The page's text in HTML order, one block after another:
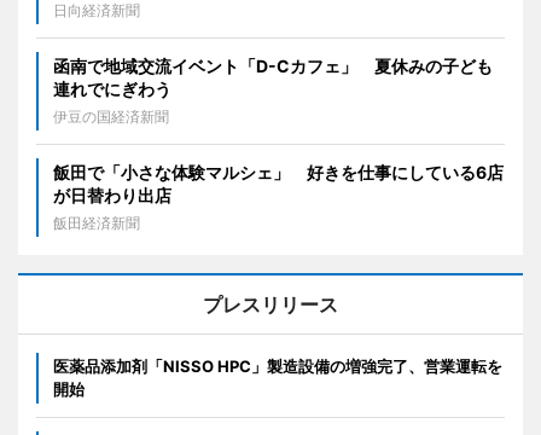
日向経済新聞
函南で地域交流イベント「D-Cカフェ」 夏休みの子ども
連れでにぎわう
伊豆の国経済新聞
飯田で「小さな体験マルシェ」 好きを仕事にしている6店
が日替わり出店
飯田経済新聞
プレスリリース
医薬品添加剤「NISSO HPC」製造設備の増強完了、営業運転を
開始